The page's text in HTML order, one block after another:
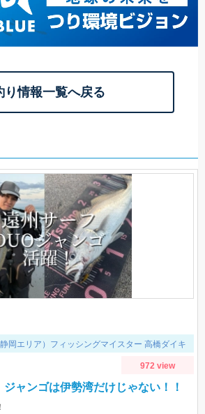
り情報一覧へ戻る
岡エリア）フィッシングマイスター 高橋ダイキ
972 view
ジャンゴは伊勢湾だけじゃない！！